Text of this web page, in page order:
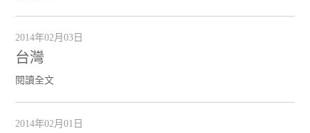
2014年02月03日
台灣
閱讀全文
2014年02月01日